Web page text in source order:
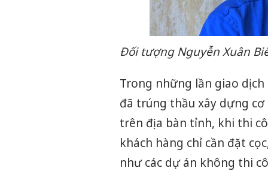
Đối tượng Nguyễn Xuân
Trong những lần giao
đã trúng thầu xây dựng
trên địa bàn tỉnh, khi thi
khách hàng chỉ cần đặt
như các dự án không thi